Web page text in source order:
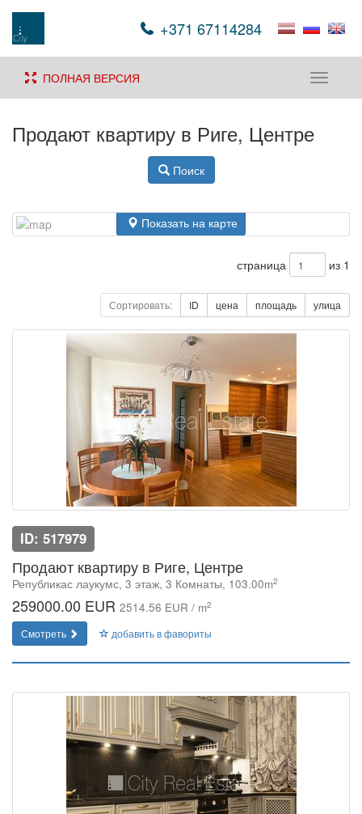
+371 67114284
Toggle
ПОЛНАЯ ВЕРСИЯ
Продают квартиру в Риге, Центре
Поиск
Показать на карте
страница из 1
Сортировать: ID цена площадь улица
ID: 517979
Продают квартиру в Риге, Центре
Републикас лаукумс, 3 этаж, 3 Комнаты, 103.00m2
259000.00 EUR 2514.56 EUR / m2
Смотреть добавить в фавориты